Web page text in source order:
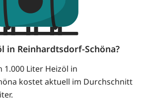
in Reinhardtsdorf-Schöna?
1.000 Liter Heizöl in
kostet aktuell im Durchschnitt